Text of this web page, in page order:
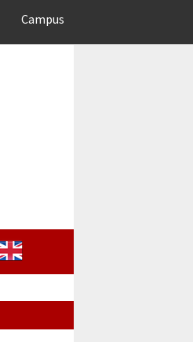
Campus